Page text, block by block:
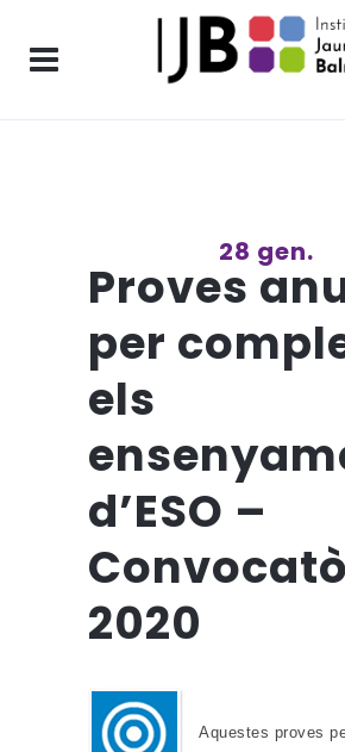
28 gen.
Proves
per
els
d’ESO –
2020
Aquestes proves